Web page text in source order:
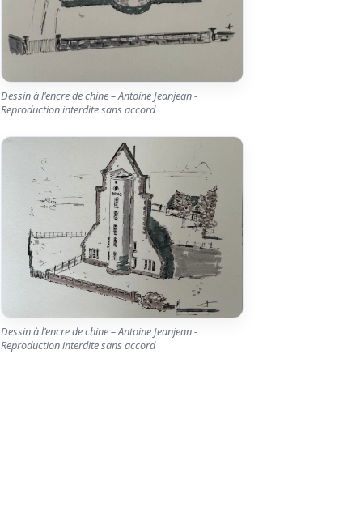
Dessin à l'encre de chine – Antoine Jeanjean -
Reproduction interdite sans accord
Dessin à l'encre de chine – Antoine Jeanjean -
Reproduction interdite sans accord